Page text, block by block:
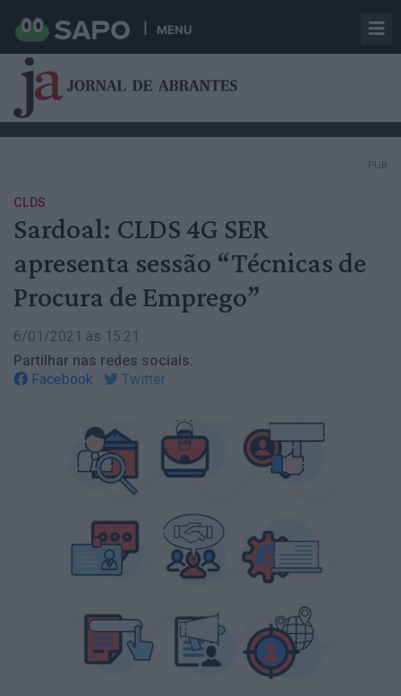
MENU
PUB
CLDS
Sardoal: CLDS 4G SER
apresenta sessão “Técnicas de
Procura de Emprego”
6/01/2021 às 15:21
Partilhar nas redes sociais:
Facebook
Twitter